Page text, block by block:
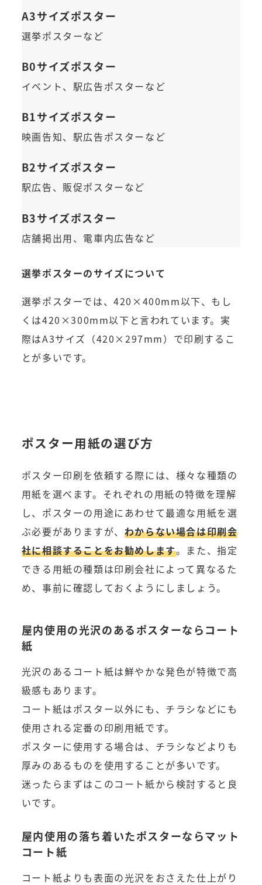
A3サイズポスター
選挙ポスターなど
B0サイズポスター
イベント、駅広告ポスターなど
B1サイズポスター
映画告知、駅広告ポスターなど
B2サイズポスター
駅広告、販促ポスターなど
B3サイズポスター
店舗掲出用、電車内広告など
選挙ポスターのサイズについて
選挙ポスターでは、420×400mm以下、もし
くは420×300mm以下と言われています。実
際はA3サイズ（420×297mm）で印刷するこ
とが多いです。
ポスター用紙の選び方
ポスター印刷を依頼する際には、様々な種類の
用紙を選べます。それぞれの用紙の特徴を理解
し、ポスターの用途にあわせて最適な用紙を選
ぶ必要がありますが、 わからない場合は印刷会
社に相談することをお勧めします。また、指定
できる用紙の種類は印刷会社によって異なるた
め、事前に確認しておくようにしましょう。
屋内使用の光沢のあるポスターならコート
紙
光沢のあるコート紙は鮮やかな発色が特徴で高
級感もあります。
コート紙はポスター以外にも、チラシなどにも
使用される定番の印刷用紙です。
ポスターに使用する場合は、チラシなどよりも
厚みのあるものを使用することが多いです。
迷ったらまずはこのコート紙から検討すると良
いです。
屋内使用の落ち着いたポスターならマット
コート紙
コート紙よりも表面の光沢をおさえた仕上がり